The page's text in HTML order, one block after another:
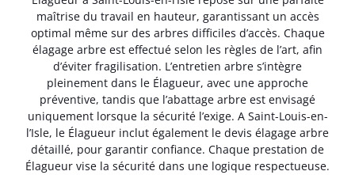
maîtrise du travail en hauteur, garantissant un accès
optimal même sur des arbres difficiles d’accès. Chaque
élagage arbre est effectué selon les règles de l’art, afin
d’éviter fragilisation. L’entretien arbre s’intègre
pleinement dans le Élagueur, avec une approche
préventive, tandis que l’abattage arbre est envisagé
uniquement lorsque la sécurité l’exige. A Saint-Louis-en-
l’Isle, le Élagueur inclut également le devis élagage arbre
détaillé, pour garantir confiance. Chaque prestation de
Élagueur vise la sécurité dans une logique respectueuse.